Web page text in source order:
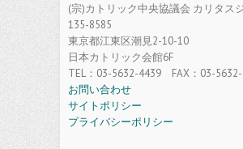
(宗)カトリック中央協議会 カリタス
135-8585
東京都江東区潮見2-10-10
日本カトリック会館6F
TEL：03-5632-4439 FAX：03-
お問い合わせ
サイトポリシー
プライバシーポリシー